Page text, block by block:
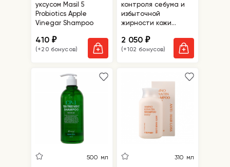
уксусом Masil 5
Probiotics Apple
Vinegar Shampoo
410₽
(+20 бонусов)
контроля себума и
избыточной
жирности кожи
Control Shampoo
2 050₽
(+102 бонусов)
500 мл 310 мл